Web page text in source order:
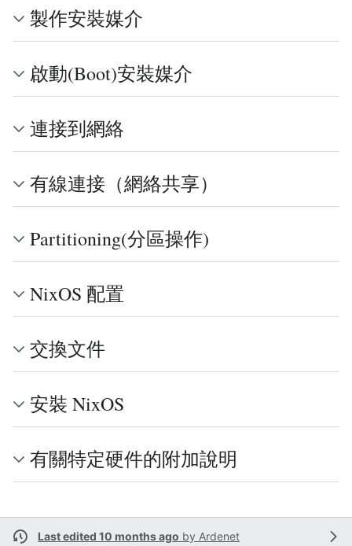
製作安裝媒介
啟動(Boot)安裝媒介
連接到網絡
有線連接（網絡共享）
Partitioning(分區操作)
NixOS 配置
交換文件
安裝 NixOS
有關特定硬件的附加說明
Last edited 10 months ago by Ardenet